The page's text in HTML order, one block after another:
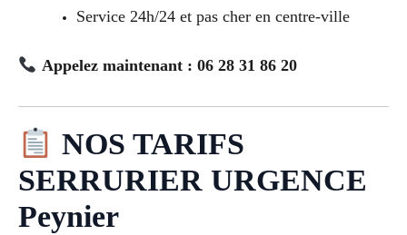
Service 24h/24 et pas cher en centre-ville
Appelez maintenant : 06 28 31 86 20
NOS TARIFS
SERRURIER URGENCE
Peynier